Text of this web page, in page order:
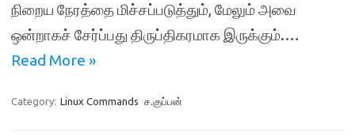
நிறைய நேரத்தை மிச்சப்படுத்தும், மேலும் அவை
ஒன்றாகச் சேர்ப்பது திருப்திகரமாக இருக்கும்.…
Read More »
Category: Linux Commands ச.குப்பன்